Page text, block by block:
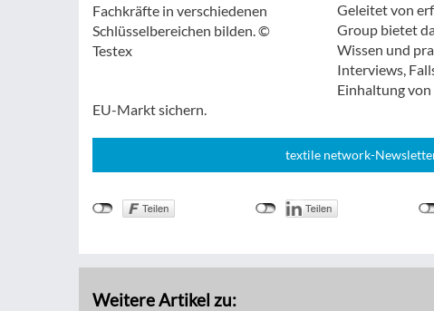
Fachkräfte in verschiedenen
Schlüsselbereichen bilden. ©
Testex
Geleitet von
Group bietet
Wissen und
Interviews,
Einhaltung
EU-Markt sichern.
textile network-
Weitere Artikel zu: